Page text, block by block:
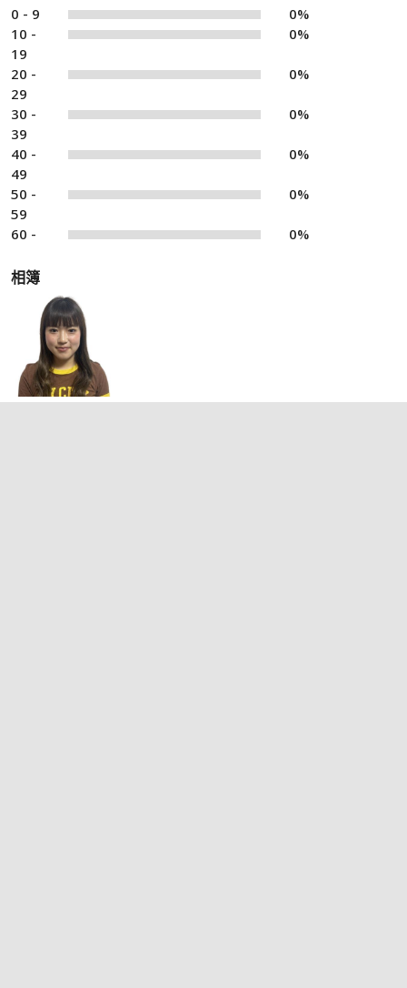
0 - 9
0%
10 -
19
0%
20 -
29
0%
30 -
39
0%
40 -
49
0%
50 -
59
0%
60 - 0%
相簿